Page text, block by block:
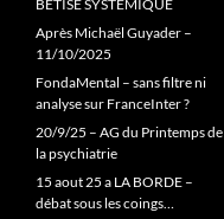
BETISE SYSTEMIQUE
Après Michaël Guyader –
11/10/2025
FondaMental – sans filtre ni
analyse sur FranceInter ?
20/9/25 – AG du Printemps de
la psychiatrie
15 aout 25 a LA BORDE –
débat sous les coings…